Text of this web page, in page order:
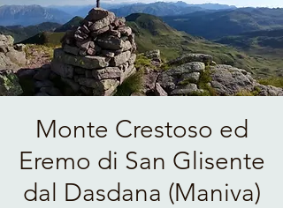
Monte Crestoso ed
Eremo di San Glisente
dal Dasdana (Maniva)